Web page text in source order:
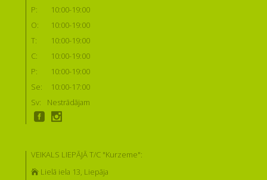
P:
10:00-19:00
O:
10:00-19:00
T:
10:00-19:00
C:
10:00-19:00
P:
10:00-19:00
Se:
10:00-17:00
Sv:
Nestrādājam
VEIKALS LIEPĀJĀ T/C "Kurzeme":
Lielā iela 13, Liepāja